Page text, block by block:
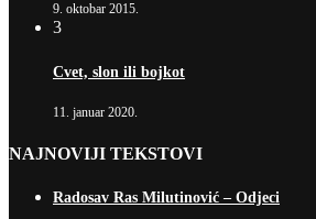
9. oktobar 2015.
3
Cvet, slon ili bojkot
11. januar 2020.
NAJNOVIJI TEKSTOVI
Radosav Ras Milutinović – Odjeci